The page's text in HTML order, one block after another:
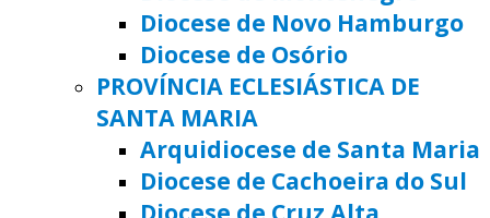
Diocese de Novo Hamburgo
Diocese de Osório
PROVÍNCIA ECLESIÁSTICA DE
SANTA MARIA
Arquidiocese de Santa Maria
Diocese de Cachoeira do Sul